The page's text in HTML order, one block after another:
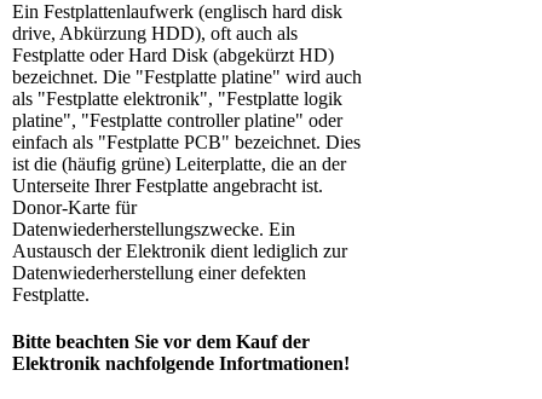
Ein Festplattenlaufwerk (englisch hard disk
drive, Abkürzung HDD), oft auch als
Festplatte oder Hard Disk (abgekürzt HD)
bezeichnet. Die "Festplatte platine" wird auch
als "Festplatte elektronik", "Festplatte logik
platine", "Festplatte controller platine" oder
einfach als "Festplatte PCB" bezeichnet. Dies
ist die (häufig grüne) Leiterplatte, die an der
Unterseite Ihrer Festplatte angebracht ist.
Donor-Karte für
Datenwiederherstellungszwecke. Ein
Austausch der Elektronik dient lediglich zur
Datenwiederherstellung einer defekten
Festplatte.
Bitte beachten Sie vor dem Kauf der
Elektronik nachfolgende Infortmationen!